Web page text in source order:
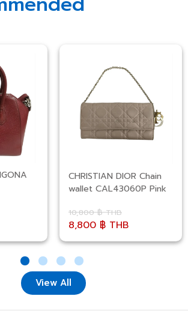
CHRISTIAN DIOR Chain
wallet CAL43060P Pink
10,800 ฿ THB
8,800 ฿ THB
View All